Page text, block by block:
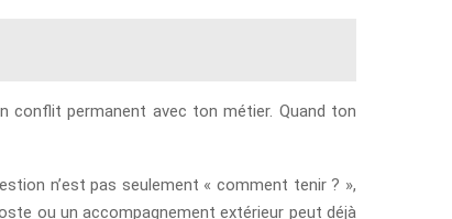
conflit permanent avec ton métier. Quand ton
n’est pas seulement « comment tenir ? »,
ou un accompagnement extérieur peut déjà